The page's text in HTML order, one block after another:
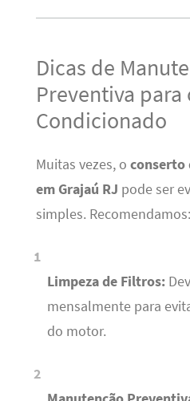
Dicas de
Preventiva para
Condicionado
Muitas vezes, o conserto
em Grajaú RJ pode ser
simples. Recomendamos:
Limpeza de Filtros:
mensalmente para
do motor.